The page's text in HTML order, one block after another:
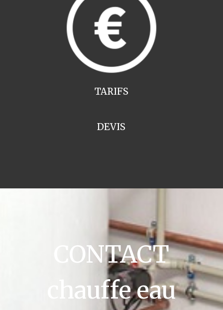
TARIFS
DEVIS
CONTACT
chauffe eau